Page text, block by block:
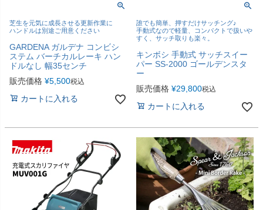
芝生を元気に成長させる更新作業に
ハンドルは別途ご用意ください
GARDENA ガルデナ コンビシ
ステム バーチカルレーキ ハン
ドルなし 幅35センチ
販売価格 ¥5,500税込
カートに入れる
誰でも簡単、押すだけサッチング♪
手動式なので軽量、コンパクトで扱いや
すく、サッチ取りも楽々。
キンボシ 手動式 サッチスイー
パー SS-2000 ゴールデンスタ
ー
販売価格 ¥29,800税込
カートに入れる